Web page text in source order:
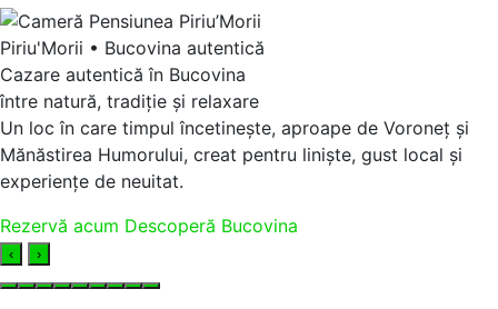
Piriu'Morii • Bucovina autentică
Cazare autentică în Bucovina
între natură, tradiție și relaxare
Un loc în care timpul încetinește, aproape de Voroneț și
Mănăstirea Humorului, creat pentru liniște, gust local și
experiențe de neuitat.
Rezervă acum Descoperă Bucovina
‹ ›